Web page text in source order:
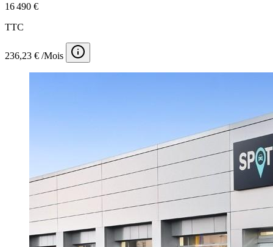
16 490 €
TTC
236,23 € /Mois